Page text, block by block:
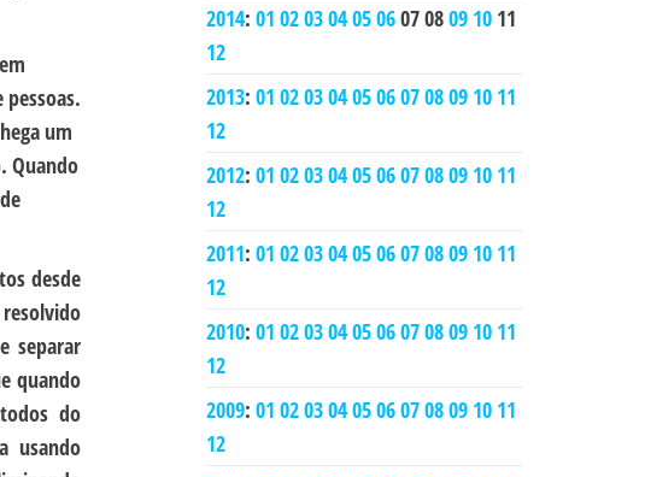
um
Quando
desde
separar
quando
do
usando
2014: 01 0203040506070809 10 11
12
2013: 01 0203040506070809 10 11
12
2012: 01 0203040506070809 10 11
12
2011: 01 0203040506070809 10 11
12
2010: 01 0203040506070809 10 11
12
2009: 01 0203040506070809 10 11
12